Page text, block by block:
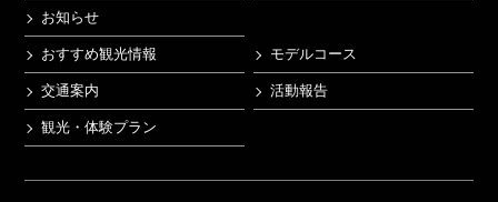
お知らせ
おすすめ観光情報 モデルコース
交通案内 活動報告
観光・体験プラン